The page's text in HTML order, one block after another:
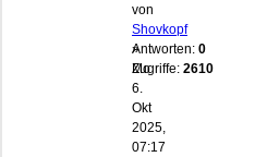
von
Shovkopf
»
Mo
6.
Okt
2025,
07:17
Antworten: 0
Zugriffe: 2610